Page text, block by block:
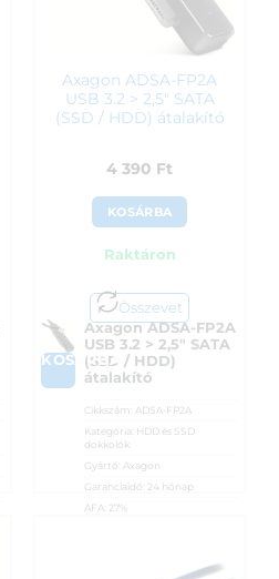
Axagon ADSA-FP2A
USB 3.2 > 2,5″ SATA
(SSD / HDD) átalakító
4 390 Ft
KOSÁRBA
Raktáron
Összevet
KOSÁRBA
Axagon ADSA-FP2A
USB 3.2 > 2,5″ SATA
(SSD / HDD)
átalakító
Cikkszám: ADSA-FP2A
Kategória: HDD és SSD
dokkolók
Gyártó: Axagon
Garanciaidő:
24 hónap
ÁFA:
27%